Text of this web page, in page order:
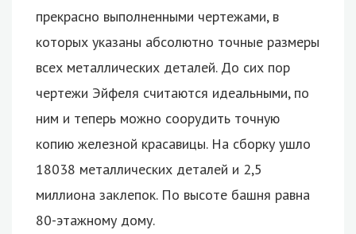
прекрасно выполненными чертежами, в
которых указаны абсолютно точные размеры
всех металлических деталей. До сих пор
чертежи Эйфеля считаются идеальными, по
ним и теперь можно соорудить точную
копию железной красавицы. На сборку ушло
18038 металлических деталей и 2,5
миллиона заклепок. По высоте башня равна
80-этажному дому.